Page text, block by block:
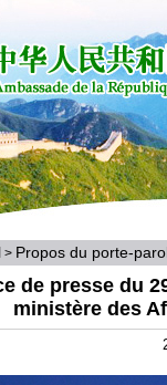
> Propos du porte-
de presse du
ministère des